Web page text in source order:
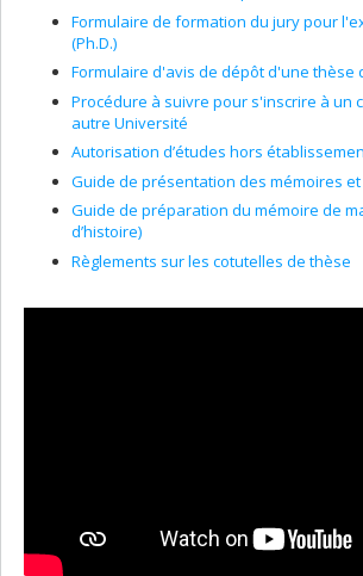
Formulaire de formation du jury pour
(Ph.D.)
Formulaire d'avis de dépôt d'une thèse
Procédure à suivre pour s'inscrire à un
autre Université
Autorisation d’études hors
Guide de présentation des mémoires et
Guide de préparation du mémoire de
d’histoire)
Règlements sur les cotutelles de thèse